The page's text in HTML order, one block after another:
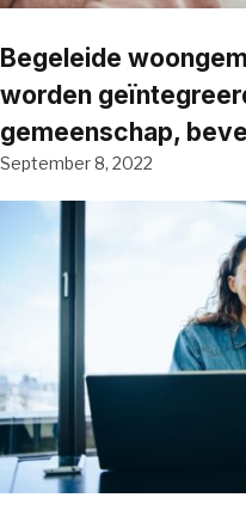
Begeleide
worden
gemeenschap,
September 8, 2022